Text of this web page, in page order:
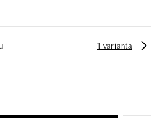
1 varianta